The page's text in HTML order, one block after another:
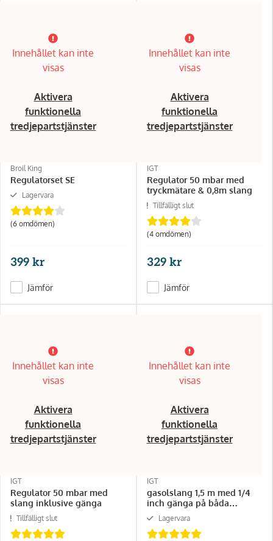
Innehållet kan inte
visas
Aktivera
funktionella
tredjepartstjänster
Broil King
Regulatorset SE
Lagervara
(6 omdömen)
399 kr
Jämför
Innehållet kan inte
visas
Aktivera
funktionella
tredjepartstjänster
IGT
Regulator 50 mbar med
tryckmätare & 0,8m slang
Tillfälligt slut
(4 omdömen)
329 kr
Jämför
Innehållet kan inte
visas
Aktivera
funktionella
tredjepartstjänster
IGT
Regulator 50 mbar med
slang inklusive gänga
Tillfälligt slut
Innehållet kan inte
visas
Aktivera
funktionella
tredjepartstjänster
IGT
gasolslang 1,5 m med 1/4
inch gänga på båda
ändarna
Lagervara